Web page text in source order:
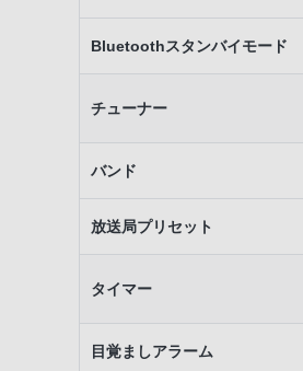
Bluetoothスタンバイモード
チューナー
バンド
放送局プリセット
タイマー
目覚ましアラーム